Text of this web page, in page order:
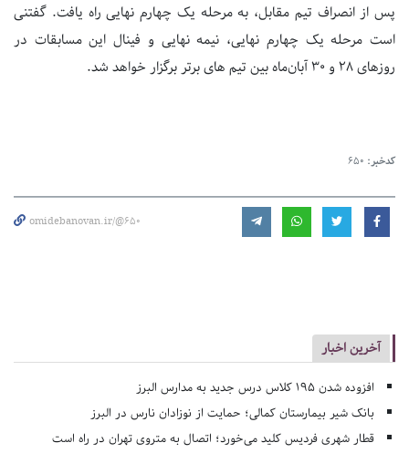
پس از انصراف تیم مقابل، به مرحله یک چهارم نهایی راه یافت. گفتنی
است مرحله یک چهارم نهایی، نیمه نهایی و فینال این مسابقات در
روزهای 28 و 30 آبان‌ماه بین تیم های برتر برگزار خواهد شد.
کدخبر: 650
omidebanovan.ir/@650
آخرین اخبار
افزوده شدن ۱۹۵ کلاس درس جدید به مدارس البرز
بانک شیر بیمارستان کمالی؛ حمایت از نوزادان نارس در البرز
قطار شهری فردیس کلید می‌خورد؛ اتصال به متروی تهران در راه است